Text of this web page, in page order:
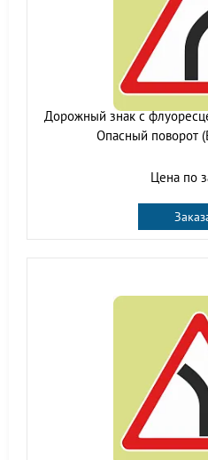
Дорожный знак с
Опасный поворот
Цена по